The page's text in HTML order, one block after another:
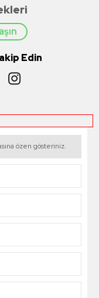
Edin
özen gösteriniz.